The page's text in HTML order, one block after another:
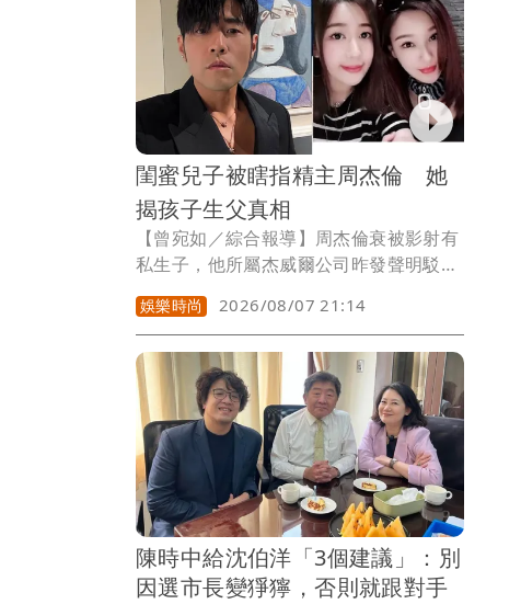
發涉及抄襲，以及過往的任教紀錄遭質疑
後，阿爾代在5日辭去劍橋大學的教職。
閨蜜兒子被瞎指精主周杰倫 她
揭孩子生父真相
【曾宛如／綜合報導】周杰倫衰被影射有
私生子，他所屬杰威爾公司昨發聲明駁斥
不實傳聞，而傳聞中的女主角劉若雪是女
股東，她今也委託律師發聲明闢謠，而閨
蜜Amy姐早她一步出聲，直指傳聞中的私
生子「親爹在西安，可別瞎造謠了」。
娛樂時尚 2026/08/07 21:14
陳時中給沈伯洋「3個建議」：別
因選市長變猙獰，否則就跟對手